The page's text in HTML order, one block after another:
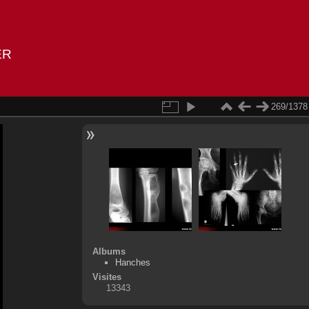
269/1378
Albums
Hanches
Visites
13343